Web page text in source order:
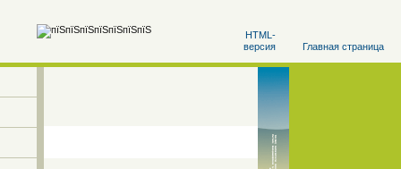
HTML-
версия
Главная страница